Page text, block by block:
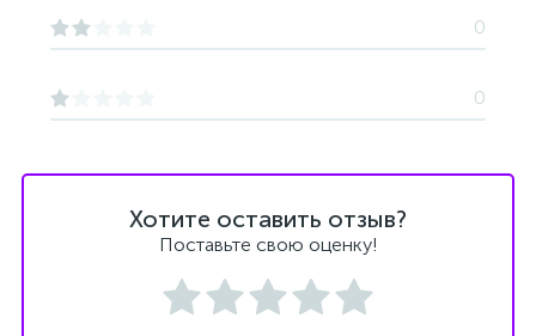
Хотите оставить отзыв?
Поставьте свою оценку!
0
0